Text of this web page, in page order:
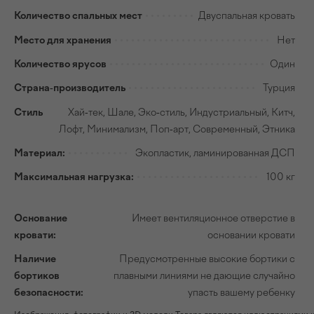
Количество спальных мест Двуспальная кровать
Место для хранения Нет
Количество ярусов Один
Страна-производитель Турция
Стиль
Хай-тек, Шале, Эко-стиль, Индустриальный, Китч,
Лофт, Минимализм, Поп-арт, Современный, Этника
Материал: Экопластик, ламинированная ДСП
Максимальная нагрузка: 100 кг
Основание
кровати:
Имеет вентиляционное отверстие в
основании кровати
Наличие
бортиков
безопасности:
Предусмотренные высокие бортики с
плавными линиями не дающие случайно
упасть вашему ребенку